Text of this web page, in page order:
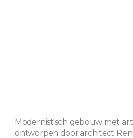
Modernistisch gebouw met
ontworpen door architect